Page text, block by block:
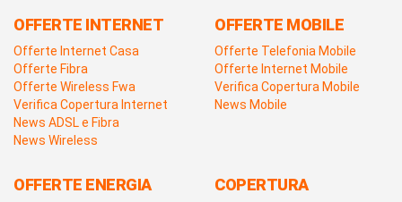
OFFERTE INTERNET
Offerte Internet Casa
Offerte Fibra
Offerte Wireless Fwa
Verifica Copertura Internet
News ADSL e Fibra
News Wireless
OFFERTE MOBILE
Offerte Telefonia Mobile
Offerte Internet Mobile
Verifica Copertura Mobile
News Mobile
OFFERTE ENERGIA COPERTURA